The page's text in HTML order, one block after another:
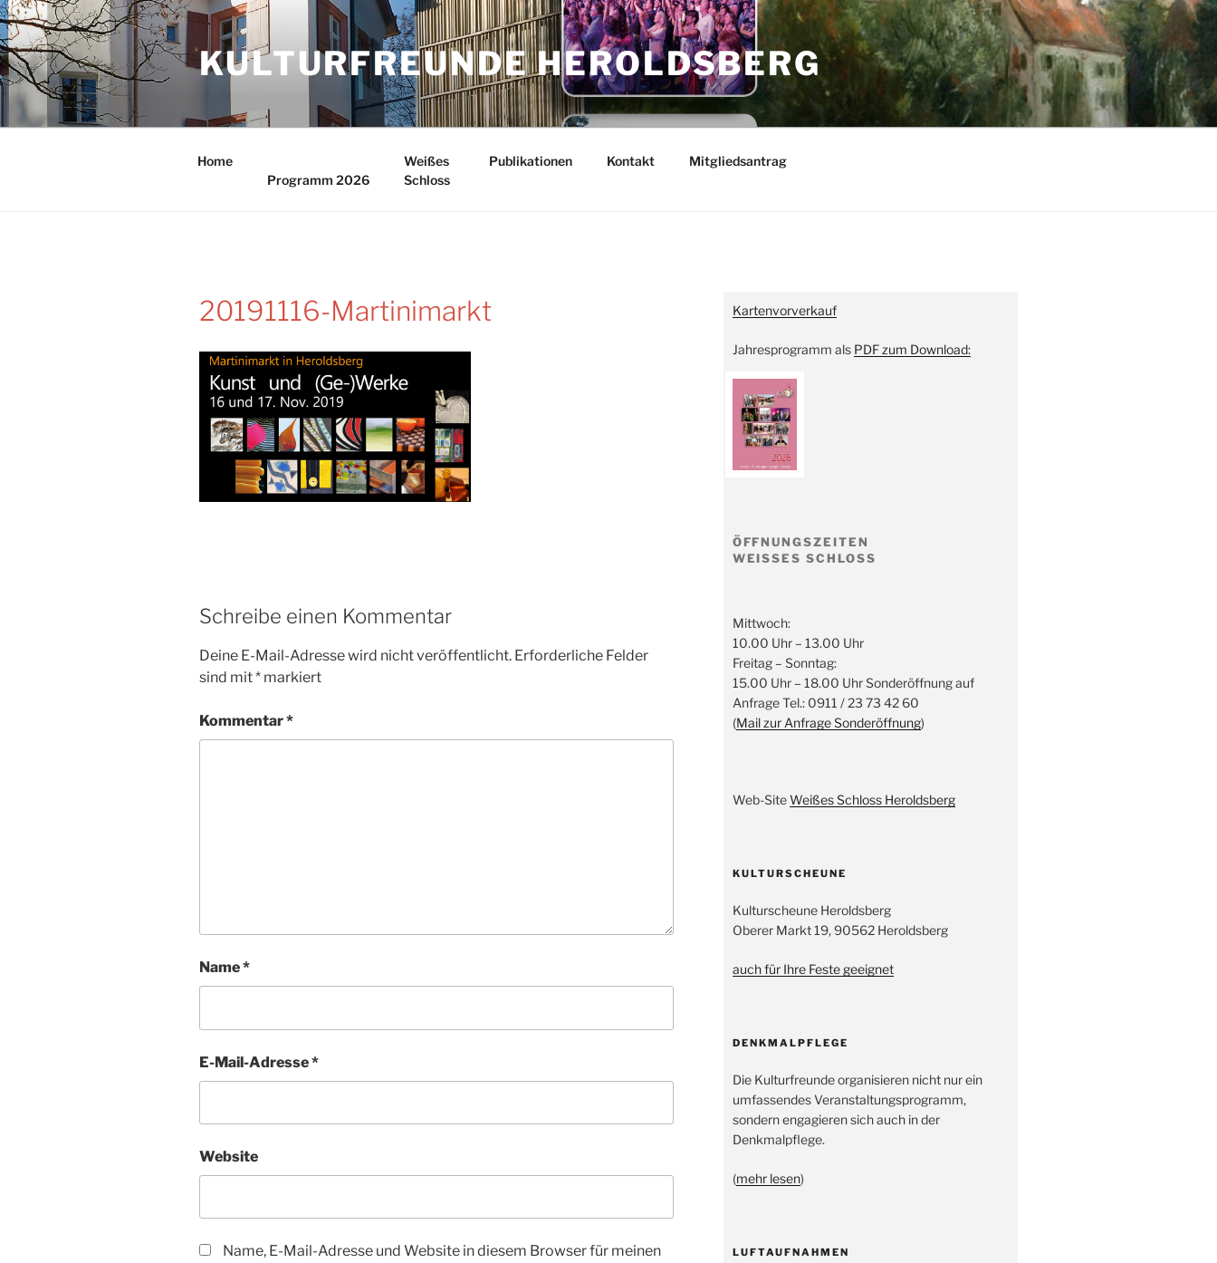
Zum
Inhalt
springen
KULTURFREUNDE HEROLDSBERG
Home
Programm 2026
Weißes
Schloss
Publikationen Kontakt Mitgliedsantrag
20191116-Martinimarkt
Schreibe einen Kommentar
Deine E-Mail-Adresse wird nicht veröffentlicht. Erforderliche Felder
sind mit* markiert
Kommentar*
Name*
E-Mail-Adresse*
Website
Name, E-Mail-Adresse und Website in diesem Browser für meinen
Kartenvorverkauf
Jahresprogramm als PDF zum Download:
ÖFFNUNGSZEITEN
WEISSES SCHLOSS
Mittwoch:
10.00 Uhr – 13.00 Uhr
Freitag – Sonntag:
15.00 Uhr – 18.00 Uhr Sonderöffnung auf
Anfrage Tel.: 0911 / 23 73 42 60
(Mail zur Anfrage Sonderöffnung)
Web-SiteWeißes Schloss Heroldsberg
KULTURSCHEUNE
Kulturscheune Heroldsberg
Oberer Markt 19, 90562 Heroldsberg
auch für Ihre Feste geeignet
DENKMALPFLEGE
Die Kulturfreunde organisieren nicht nur ein
umfassendes Veranstaltungsprogramm,
sondern engagieren sich auch in der
Denkmalpflege.
(mehr lesen)
LUFTAUFNAHMEN